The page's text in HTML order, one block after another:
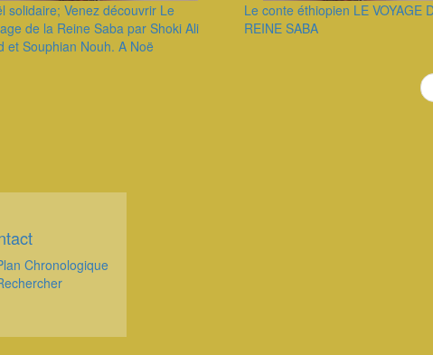
solidaire; Venez découvrir Le
de la Reine Saba par Shoki Ali
et Souphian Nouh. A Noë
Le conte éthiopien LE VOYAGE
REINE SABA
Chronologique